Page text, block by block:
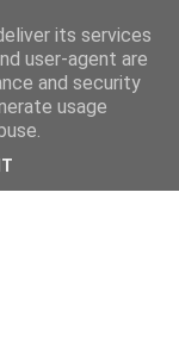
its services
user-agent are
and security
usage